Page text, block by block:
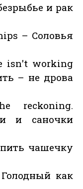
и рак
– Соловья
isn't working
– не дрова
reckoning.
и саночки
чашечку
как